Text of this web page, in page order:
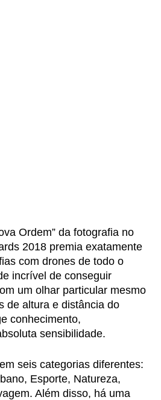
Ordem” da fotografia no
2018 premia exatamente
com drones de todo o
incrível de conseguir
um olhar particular mesmo
de altura e distância do
conhecimento,
sensibilidade.
seis categorias diferentes:
Esporte, Natureza,
Além disso, há uma